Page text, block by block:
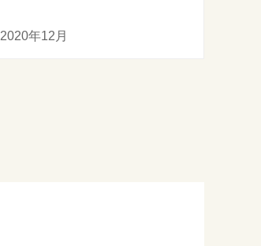
2020年12月